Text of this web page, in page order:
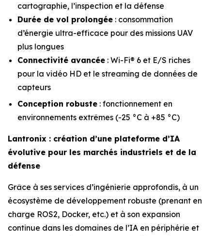
cartographie, l’inspection et la défense
Durée de vol prolongée : consommation
d’énergie ultra-efficace pour des missions UAV
plus longues
Connectivité avancée : Wi-Fi® 6 et E/S riches
pour la vidéo HD et le streaming de données de
capteurs
Conception robuste : fonctionnement en
environnements extrêmes (-25 °C à +85 °C)
Lantronix : création d’une plateforme d’IA
évolutive pour les marchés industriels et de la
défense
Grâce à ses services d’ingénierie approfondis, à un
écosystème de développement robuste (prenant en
charge ROS2, Docker, etc.) et à son expansion
continue dans les domaines de l’IA en périphérie et